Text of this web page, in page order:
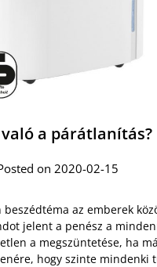
a párátlanítás?
on 2020-02-15
az emberek
jelent a penész a
a megszüntetése, ha
hogy szinte mindenki